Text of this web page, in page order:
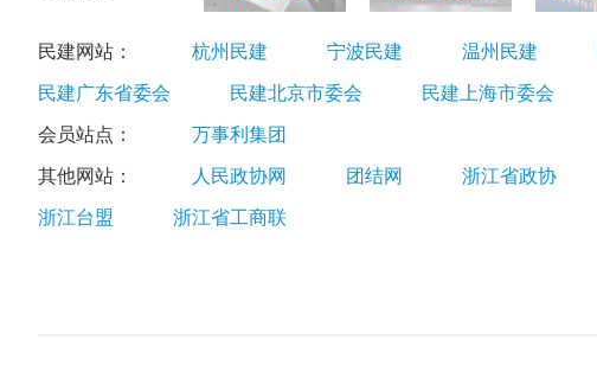
民建网站： 杭州民建 宁波民建 温州民建
民建广东省委会
民建北京市委会 民建上海市委会
会员站点：
万事利集团
其他网站：
人民政协网 团结网 浙江省政协
浙江台盟
浙江省工商联